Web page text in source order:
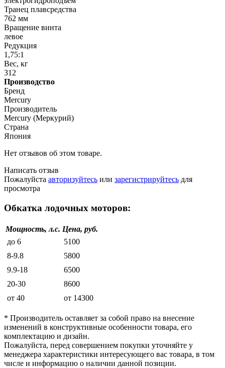
Транец плавсредства
762 мм
Вращение винта
левое
Редукция
1,75:1
Вес, кг
312
Производство
Бренд
Mercury
Производитель
Mercury (Меркурий)
Страна
Япония
Нет отзывов об этом товаре.
Написать отзыв
Пожалуйста авторизуйтесь или зарегистрируйтесь для
просмотра
Обкатка лодочных моторов:
Мощность, л.с. Цена, руб.
до 6
5100
8-9.8
5800
9.9-18
6500
20-30
8600
от 40
от 14300
* Производитель оставляет за собой право на внесение
изменений в конструктивные особенности товара, его
комплектацию и дизайн.
Пожалуйста, перед совершением покупки уточняйте у
менеджера характеристики интересующего вас товара, в том
числе и информацию о наличии данной позиции.